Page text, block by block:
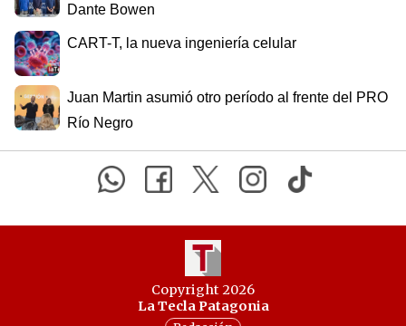
Dante Bowen
CART-T, la nueva ingeniería celular
Juan Martin asumió otro período al frente del PRO
Río Negro
Copyright 2026
La Tecla Patagonia